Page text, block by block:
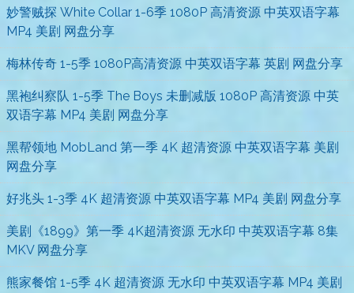
妙警贼探 White Collar 1-6季 1080P 高清资源 中英双语字幕
MP4 美剧 网盘分享
梅林传奇 1-5季 1080P高清资源 中英双语字幕 英剧 网盘分享
黑袍纠察队 1-5季 The Boys 未删减版 1080P 高清资源 中英
双语字幕 MP4 美剧 网盘分享
黑帮领地 MobLand 第一季 4K 超清资源 中英双语字幕 美剧
网盘分享
好兆头 1-3季 4K 超清资源 中英双语字幕 MP4 美剧 网盘分享
美剧《1899》第一季 4K超清资源 无水印 中英双语字幕 8集
MKV 网盘分享
熊家餐馆 1-5季 4K 超清资源 无水印 中英双语字幕 MP4 美剧